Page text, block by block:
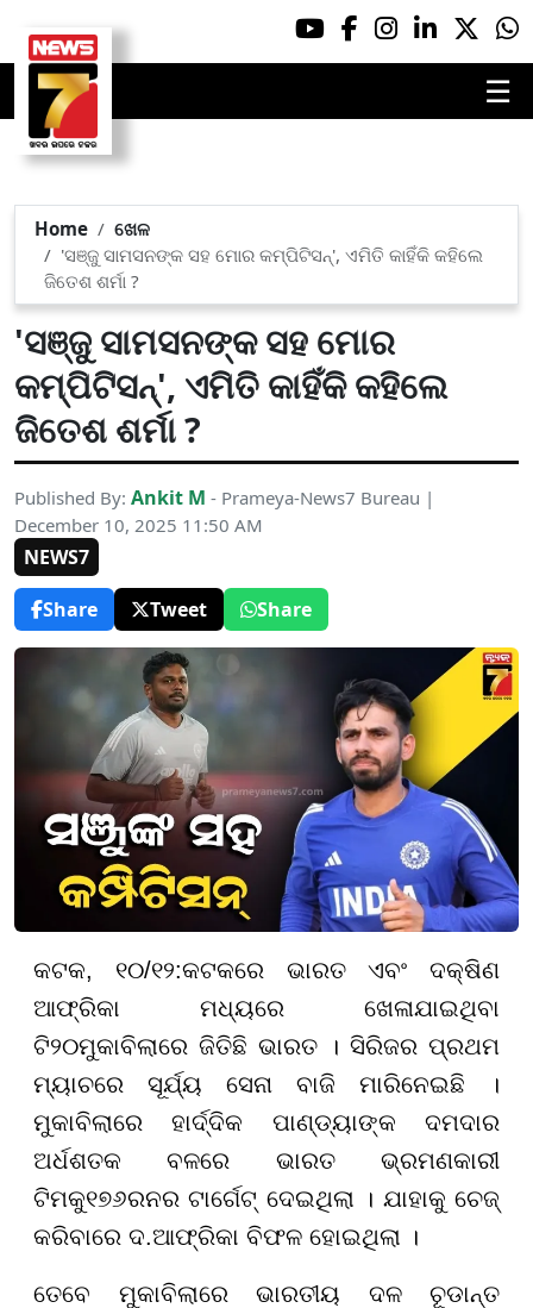
☰
Home
ଖେଳ
'ସଞ୍ଜୁ ସାମସନଙ୍କ ସହ ମୋର କମ୍ପିଟିସନ୍', ଏମିତି କାହିଁକି କହିଲେ
ଜିତେଶ ଶର୍ମା ?
'ସଞ୍ଜୁ ସାମସନଙ୍କ ସହ ମୋର
କମ୍ପିଟିସନ୍', ଏମିତି କାହିଁକି କହିଲେ
ଜିତେଶ ଶର୍ମା ?
Published By: Ankit M - Prameya-News7 Bureau |
December 10, 2025 11:50 AM
NEWS7
Share
Tweet Share
କଟକ, ୧୦/୧୨:କଟକରେ ଭାରତ ଏବଂ ଦକ୍ଷିଣ
ଆଫ୍ରିକା ମଧ୍ୟରେ ଖେଳାଯାଇଥିବା
ଟି୨୦ମୁକାବିଲାରେ ଜିତିଛି ଭାରତ । ସିରିଜର ପ୍ରଥମ
ମ୍ୟାଚରେ ସୂର୍ଯ୍ୟ ସେନା ବାଜି ମାରିନେଇଛି ।
ମୁକାବିଲାରେ ହାର୍ଦ୍ଦିକ ପାଣ୍ଡ୍ୟାଙ୍କ ଦମଦାର
ଅର୍ଧଶତକ ବଳରେ ଭାରତ ଭ୍ରମଣକାରୀ
ଟିମକୁ୧୭୬ରନର ଟାର୍ଗେଟ୍ ଦେଇଥିଲା । ଯାହାକୁ ଚେଜ୍
କରିବାରେ ଦ.ଆଫ୍ରିକା ବିଫଳ ହୋଇଥିଲା ।
ତେବେ ମୁକାବିଲାରେ ଭାରତୀୟ ଦଳ ଚୂଡାନ୍ତ